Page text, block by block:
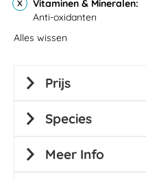
Vitaminen & Mineralen
Anti-oxidanten
Alles wissen
Prijs
Species
Meer Info